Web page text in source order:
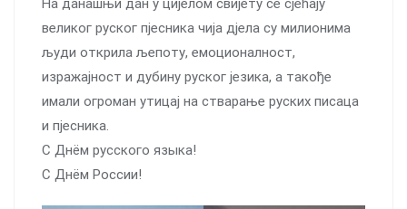
великог руског пјесника чија дјела су милионима
људи открила љепоту, емоционалност,
изражајност и дубину руског језика, а такође
имали огроман утицај на стварање руских писаца
и пјесника.
С Днём русского языка!
С Днём России!